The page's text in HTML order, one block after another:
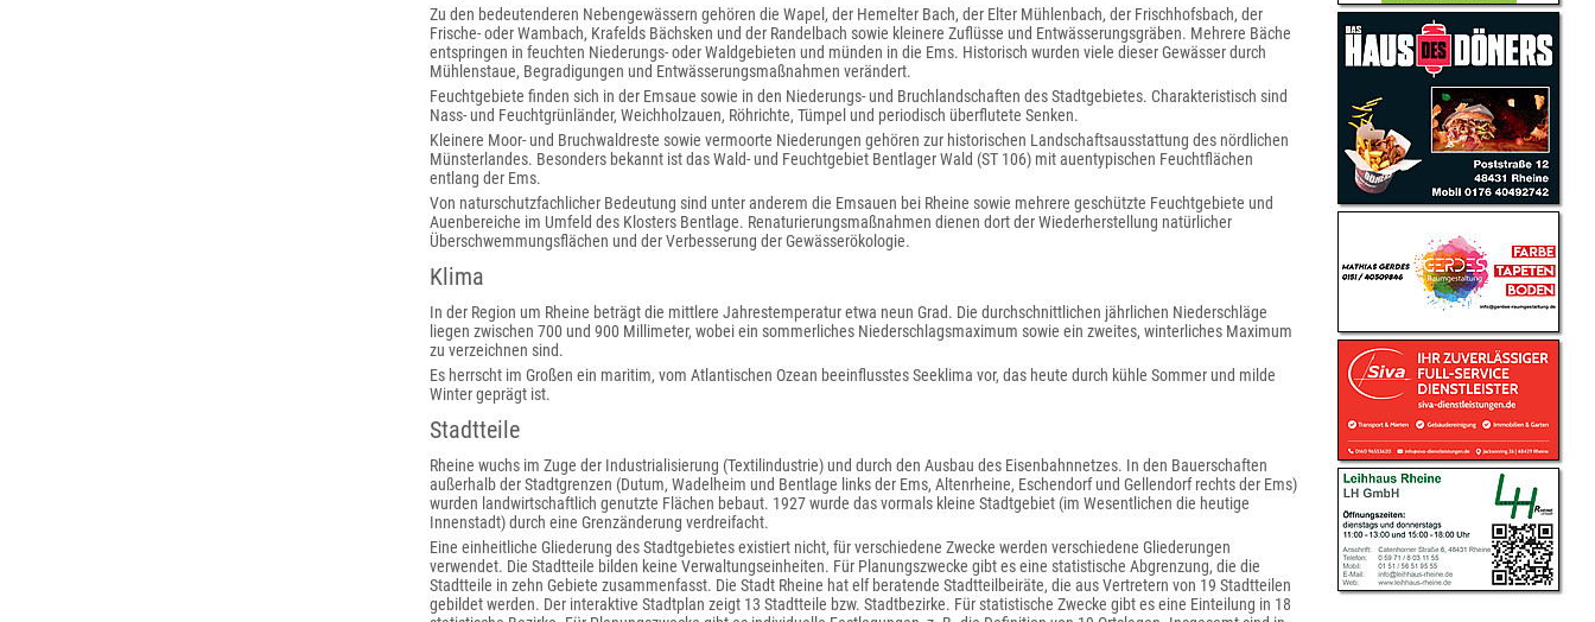
Zu den bedeutenderen Nebengewässern gehören die Wapel, der Hemelter Bach, der Elter Mühlenbach, der Frischhofsbach, der
Frische- oder Wambach, Krafelds Bächsken und der Randelbach sowie kleinere Zuflüsse und Entwässerungsgräben. Mehrere Bäche
entspringen in feuchten Niederungs- oder Waldgebieten und münden in die Ems. Historisch wurden viele dieser Gewässer durch
Mühlenstaue, Begradigungen und Entwässerungsmaßnahmen verändert.
Feuchtgebiete finden sich in der Emsaue sowie in den Niederungs- und Bruchlandschaften des Stadtgebietes. Charakteristisch sind
Nass- und Feuchtgrünländer, Weichholzauen, Röhrichte, Tümpel und periodisch überflutete Senken.
Kleinere Moor- und Bruchwaldreste sowie vermoorte Niederungen gehören zur historischen Landschaftsausstattung des nördlichen
Münsterlandes. Besonders bekannt ist das Wald- und Feuchtgebiet Bentlager Wald (ST 106) mit auentypischen Feuchtflächen
entlang der Ems.
Von naturschutzfachlicher Bedeutung sind unter anderem die Emsauen bei Rheine sowie mehrere geschützte Feuchtgebiete und
Auenbereiche im Umfeld des Klosters Bentlage. Renaturierungsmaßnahmen dienen dort der Wiederherstellung natürlicher
Überschwemmungsflächen und der Verbesserung der Gewässerökologie.
Klima
In der Region um Rheine beträgt die mittlere Jahrestemperatur etwa neun Grad. Die durchschnittlichen jährlichen Niederschläge
liegen zwischen 700 und 900 Millimeter, wobei ein sommerliches Niederschlagsmaximum sowie ein zweites, winterliches Maximum
zu verzeichnen sind.
Es herrscht im Großen ein maritim, vom Atlantischen Ozean beeinflusstes Seeklima vor, das heute durch kühle Sommer und milde
Winter geprägt ist.
Stadtteile
Rheine wuchs im Zuge der Industrialisierung (Textilindustrie) und durch den Ausbau des Eisenbahnnetzes. In den Bauerschaften
außerhalb der Stadtgrenzen (Dutum, Wadelheim und Bentlage links der Ems, Altenrheine, Eschendorf und Gellendorf rechts der Ems)
wurden landwirtschaftlich genutzte Flächen bebaut. 1927 wurde das vormals kleine Stadtgebiet (im Wesentlichen die heutige
Innenstadt) durch eine Grenzänderung verdreifacht.
Eine einheitliche Gliederung des Stadtgebietes existiert nicht, für verschiedene Zwecke werden verschiedene Gliederungen
verwendet. Die Stadtteile bilden keine Verwaltungseinheiten. Für Planungszwecke gibt es eine statistische Abgrenzung, die die
Stadtteile in zehn Gebiete zusammenfasst. Die Stadt Rheine hat elf beratende Stadtteilbeiräte, die aus Vertretern von 19 Stadtteilen
gebildet werden. Der interaktive Stadtplan zeigt 13 Stadtteile bzw. Stadtbezirke. Für statistische Zwecke gibt es eine Einteilung in 18